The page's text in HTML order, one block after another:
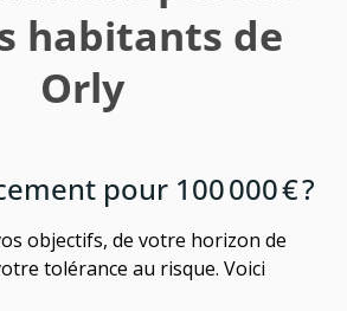
habitants de
Orly
pour 100 000 € ?
objectifs, de votre horizon de
tolérance au risque. Voici